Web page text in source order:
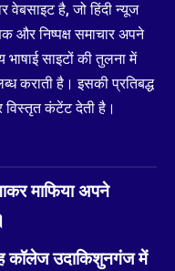
वेबसाइट है, जो हिंदी न्यूज
और निष्पक्ष समाचार अपने
साइटों की तुलना में
कराती है। इसकी प्रतिबद्ध
विस्तृत कंटेंट देती है।
माफिया अपने
कॉलेज उदाकिशुनगंज में